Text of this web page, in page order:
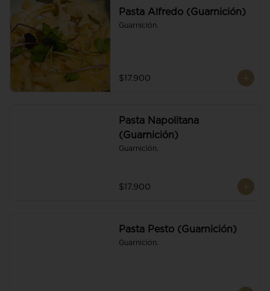
Pasta Alfredo (Guarnición)
Guarnición.
$17.900
Pasta Napolitana
(Guarnición)
Guarnición.
$17.900
Pasta Pesto (Guarnición)
Guarnición.